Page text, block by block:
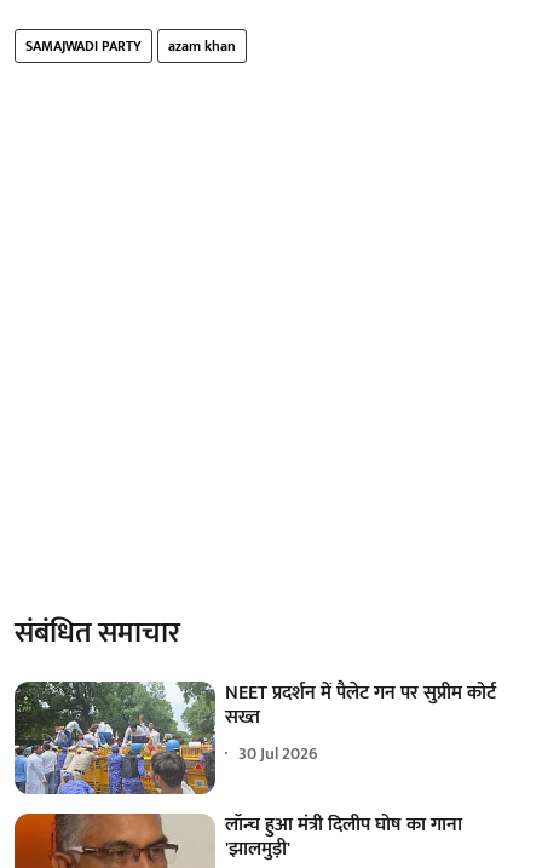
SAMAJWADI PARTY azam khan
संबंधित समाचार
NEET प्रदर्शन में पैलेट गन पर सुप्रीम कोर्ट
सख्त
30 Jul 2026
लॉन्च हुआ मंत्री दिलीप घोष का गाना
'झालमुड़ी'